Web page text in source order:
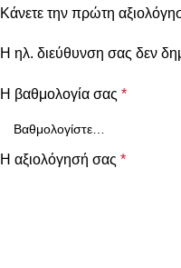
Κάνετε την πρώτη
Η ηλ. διεύθυνση σας δεν
Η βαθμολογία σας *
Η αξιολόγησή σας *